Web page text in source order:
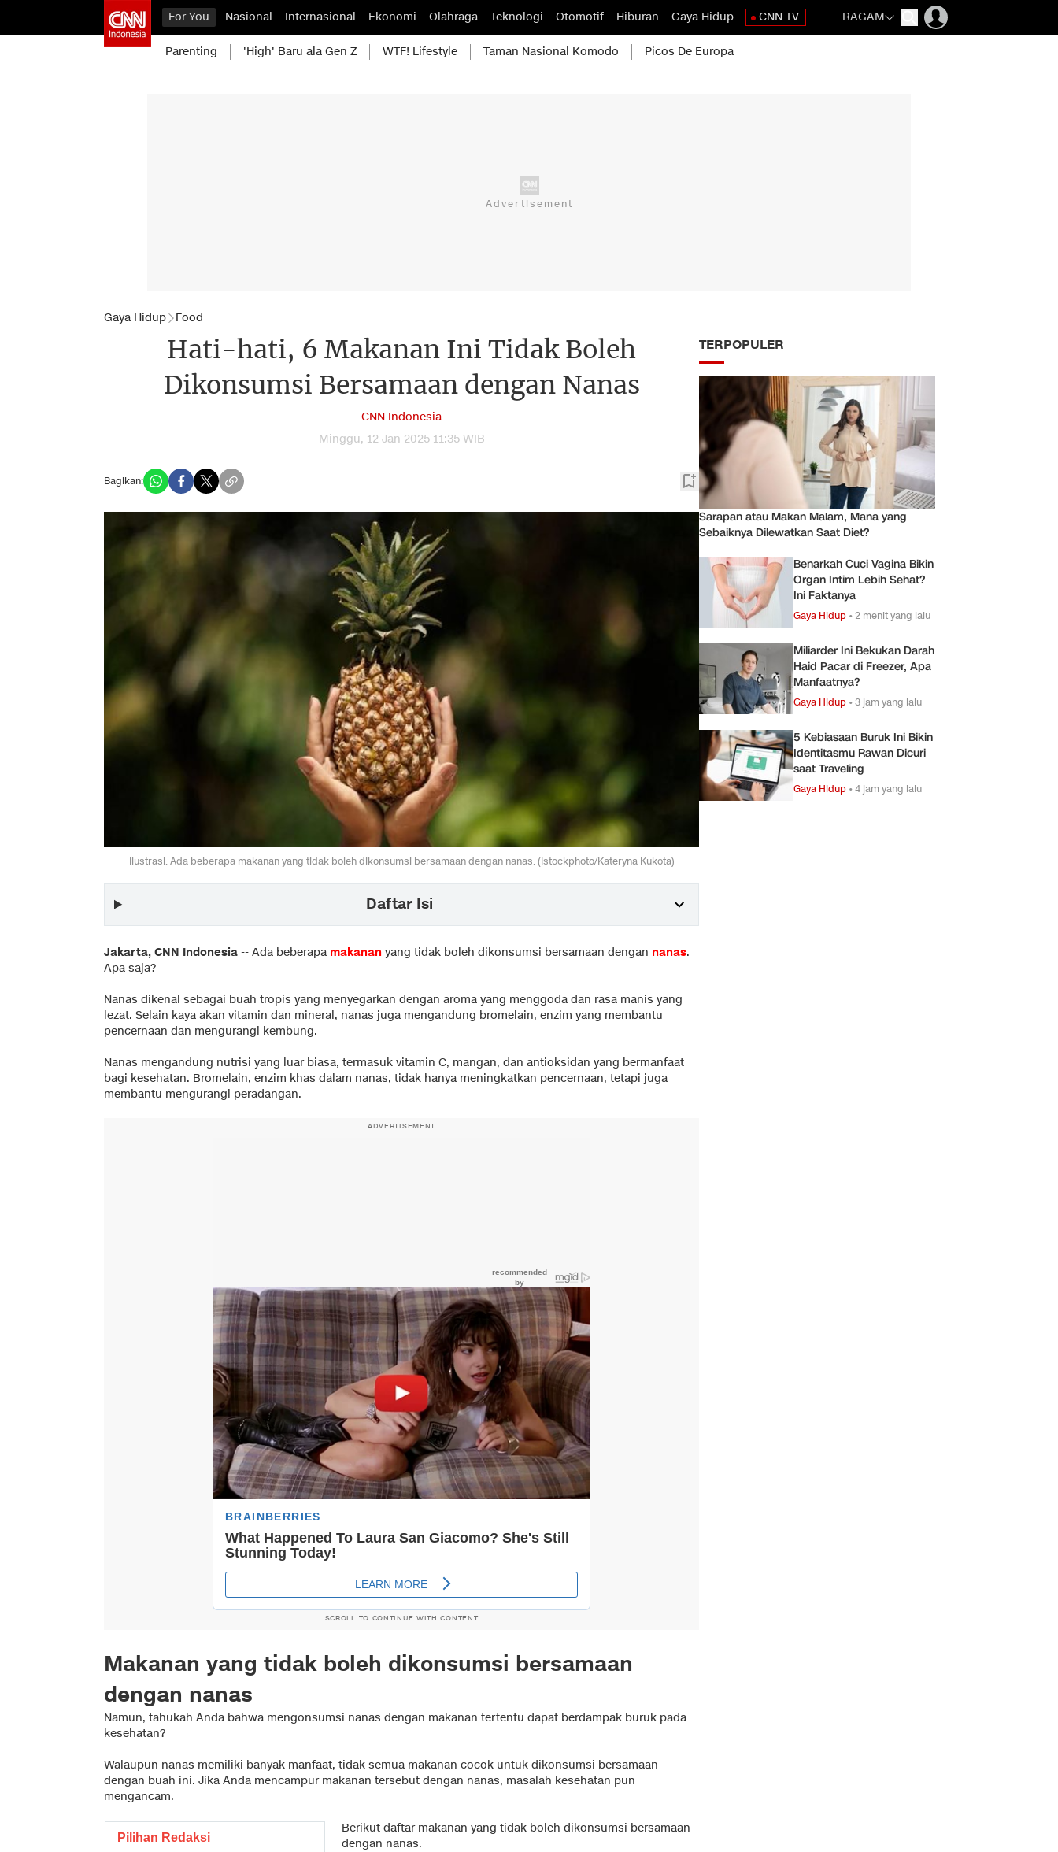
For You Nasional Internasional Ekonomi Olahraga Teknologi Otomotif Hiburan Gaya Hidup CNN TV RAGAM
Parenting 'High' Baru ala Gen Z WTF! Lifestyle Taman Nasional Komodo Picos De Europa
Gaya Hidup Food
Hati-hati, 6 Makanan Ini Tidak Boleh
Dikonsumsi Bersamaan dengan Nanas
CNN Indonesia
Minggu, 12 Jan 2025 11:35 WIB
Bagikan:
Ilustrasi. Ada beberapa makanan yang tidak boleh dikonsumsi bersamaan dengan nanas. (Istockphoto/Kateryna Kukota)
Daftar Isi
Jakarta, CNN Indonesia -- Ada beberapa makanan yang tidak boleh dikonsumsi bersamaan dengan nanas.
Apa saja?
Nanas dikenal sebagai buah tropis yang menyegarkan dengan aroma yang menggoda dan rasa manis yang
lezat. Selain kaya akan vitamin dan mineral, nanas juga mengandung bromelain, enzim yang membantu
pencernaan dan mengurangi kembung.
Nanas mengandung nutrisi yang luar biasa, termasuk vitamin C, mangan, dan antioksidan yang bermanfaat
bagi kesehatan. Bromelain, enzim khas dalam nanas, tidak hanya meningkatkan pencernaan, tetapi juga
membantu mengurangi peradangan.
ADVERTISEMENT
SCROLL TO CONTINUE WITH CONTENT
Makanan yang tidak boleh dikonsumsi bersamaan
dengan nanas
Namun, tahukah Anda bahwa mengonsumsi nanas dengan makanan tertentu dapat berdampak buruk pada
kesehatan?
Walaupun nanas memiliki banyak manfaat, tidak semua makanan cocok untuk dikonsumsi bersamaan
dengan buah ini. Jika Anda mencampur makanan tersebut dengan nanas, masalah kesehatan pun
mengancam.
Pilihan Redaksi
Berikut daftar makanan yang tidak boleh dikonsumsi bersamaan
dengan nanas.
TERPOPULER
Sarapan atau Makan Malam, Mana yang
Sebaiknya Dilewatkan Saat Diet?
Benarkah Cuci Vagina Bikin
Organ Intim Lebih Sehat?
Ini Faktanya
Gaya Hidup •2 menit yang lalu
Miliarder Ini Bekukan Darah
Haid Pacar di Freezer, Apa
Manfaatnya?
Gaya Hidup •3 jam yang lalu
5 Kebiasaan Buruk Ini Bikin
Identitasmu Rawan Dicuri
saat Traveling
Gaya Hidup •4 jam yang lalu